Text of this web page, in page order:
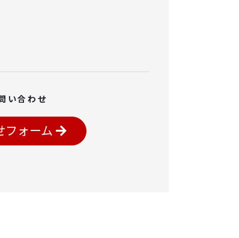
い合わせ
フォーム